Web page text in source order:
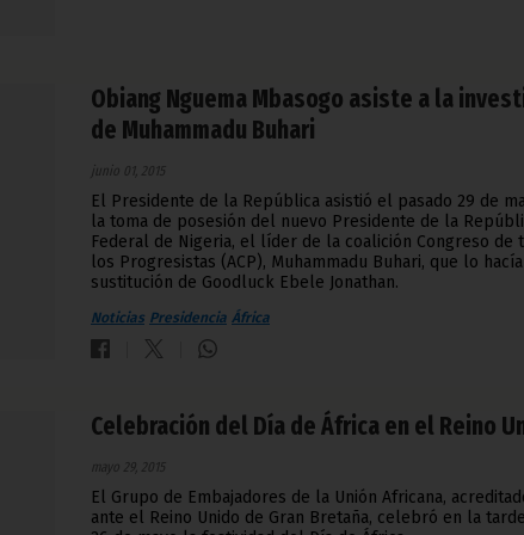
Obiang Nguema Mbasogo asiste a la
de Muhammadu Buhari
junio 01, 2015
El Presidente de la República asistió el pasado 29 de
la toma de posesión del nuevo Presidente de la
Federal de Nigeria, el líder de la coalición Congreso de
los Progresistas (ACP), Muhammadu Buhari, que lo
sustitución de Goodluck Ebele Jonathan.
Noticias Presidencia África
Celebración del Día de África en el Reino
mayo 29, 2015
El Grupo de Embajadores de la Unión Africana,
ante el Reino Unido de Gran Bretaña, celebró en la